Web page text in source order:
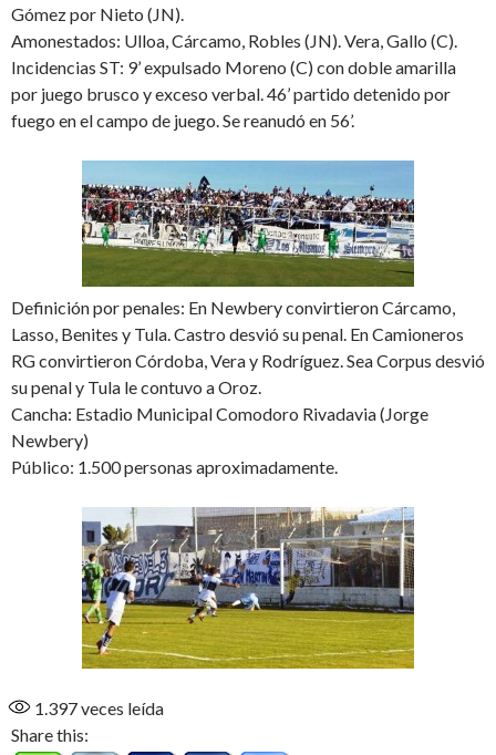
Gómez por Nieto (JN).
Amonestados: Ulloa, Cárcamo, Robles (JN). Vera, Gallo (C).
Incidencias ST: 9’ expulsado Moreno (C) con doble amarilla
por juego brusco y exceso verbal. 46’ partido detenido por
fuego en el campo de juego. Se reanudó en 56’.
Definición por penales: En Newbery convirtieron Cárcamo,
Lasso, Benites y Tula. Castro desvió su penal. En Camioneros
RG convirtieron Córdoba, Vera y Rodríguez. Sea Corpus desvió
su penal y Tula le contuvo a Oroz.
Cancha: Estadio Municipal Comodoro Rivadavia (Jorge
Newbery)
Público: 1.500 personas aproximadamente.
1.397veces leída
Share this: